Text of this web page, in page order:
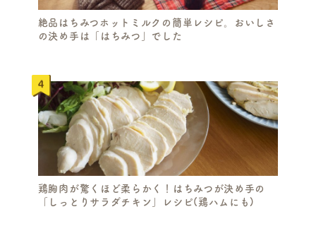
絶品はちみつホットミルクの簡単レシピ。おいしさ
の決め手は「はちみつ」でした
鶏胸肉が驚くほど柔らかく！はちみつが決め手の
「しっとりサラダチキン」レシピ(鶏ハムにも)